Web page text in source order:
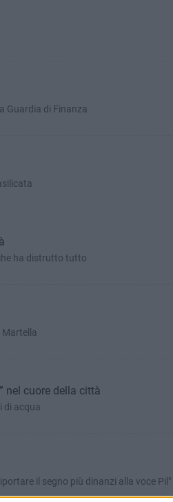
Guardia di Finanza
ha distrutto tutto
Martella
nel cuore della città
di acqua
il segno più dinanzi alla voce Pil"